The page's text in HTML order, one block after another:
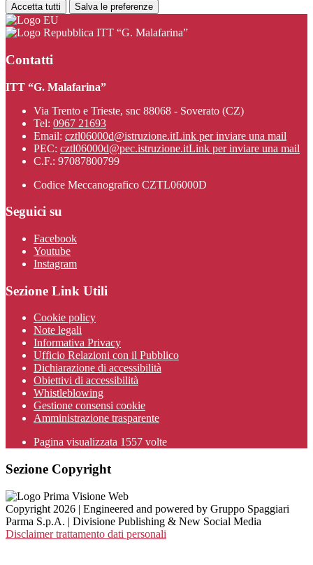
Accetta tutti Salva le preferenze
ITT “G. Malafarina”
Contatti
ITT “G. Malafarina”
Via Trento e Trieste, snc 88068 - Soverato (CZ)
Tel: 0967 21693
Email: cztl06000d@istruzione.itLink per inviare una mail
PEC: cztl06000d@pec.istruzione.itLink per inviare una mail
C.F.: 97087800799
Codice Meccanografico CZTL06000D
Seguici su
Facebook
Youtube
Instagram
Sezione Link Utili
Cookie policy
Note legali
Informativa Privacy
Ufficio Relazioni con il Pubblico
Dichiarazione di accessibilità
Obiettivi di accessibilità
Whistleblowing
Gestione consensi cookie
Amministrazione trasparente
Pagina visualizzata 1557 volte
Sezione Copyright
Copyright 2026 | Engineered and powered by Gruppo Spaggiari
Parma S.p.A. | Divisione Publishing & New Social Media
Disclaimer trattamento dati personali